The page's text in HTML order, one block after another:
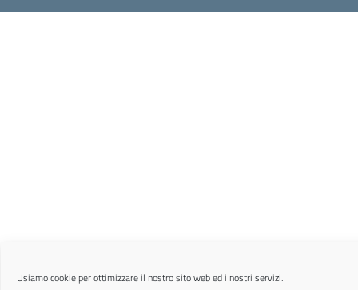
Usiamo cookie per ottimizzare il nostro sito web ed i nostri servizi.